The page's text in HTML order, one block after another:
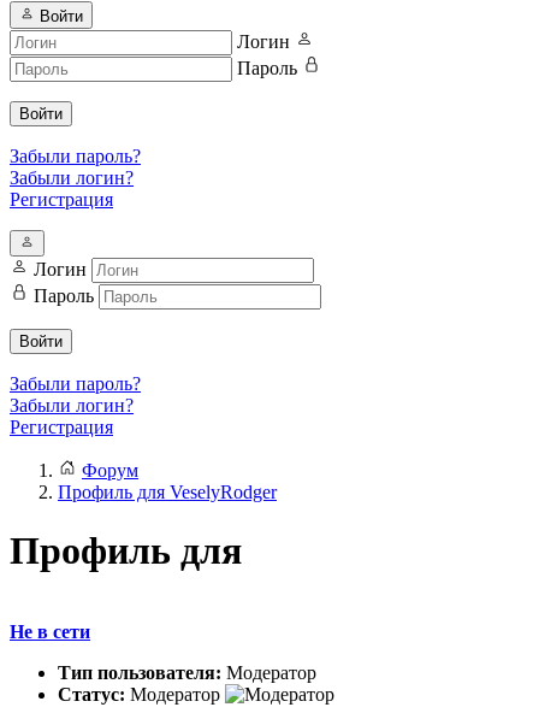
Войти
Логин
Пароль
Войти
Забыли пароль?
Забыли логин?
Регистрация
Логин
Пароль
Войти
Забыли пароль?
Забыли логин?
Регистрация
Форум
Профиль для VeselyRodger
Профиль для
Не в сети
Тип пользователя: Модератор
Статус: Модератор